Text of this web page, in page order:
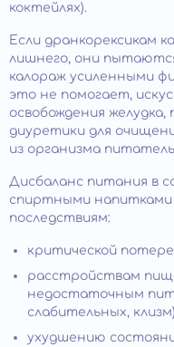
коктейлях).
Если дранкорексикам
лишнего, они
калораж усиленными
это не помогает,
освобождения
диуретики для
из организма
Дисбаланс питания в
спиртными
последствиям:
критической потере
расстройствам
недостаточным
слабительных,
ухудшению